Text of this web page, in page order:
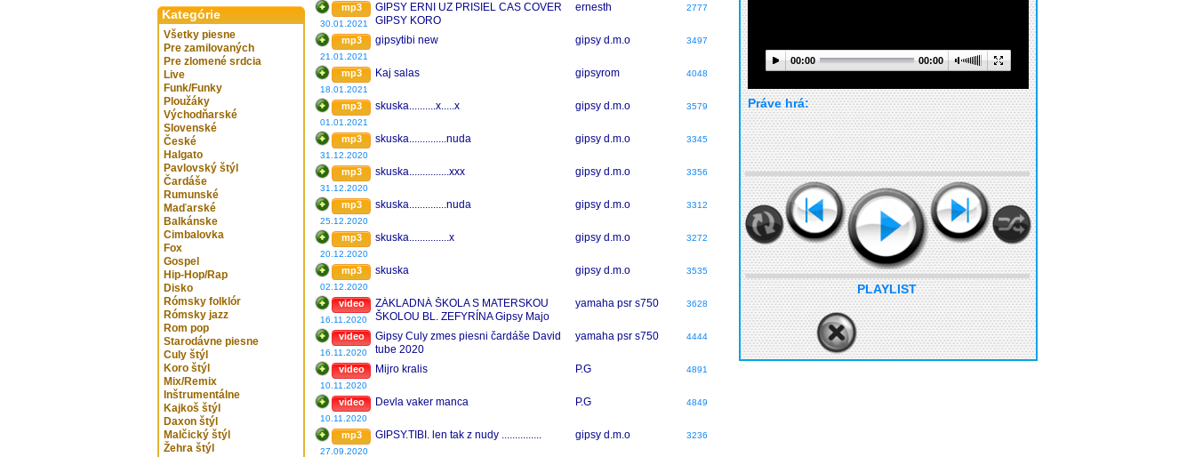
Kategórie
Všetky piesne
Pre zamilovaných
Pre zlomené srdcia
Live
Funk/Funky
Ploužáky
Východňarské
Slovenské
České
Halgato
Pavlovský štýl
Čardáše
Rumunské
Maďarské
Balkánske
Cimbalovka
Fox
Gospel
Hip-Hop/Rap
Disko
Rómsky folklór
Rómsky jazz
Rom pop
Starodávne piesne
Culy štýl
Koro štýl
Mix/Remix
Inštrumentálne
Kajkoš štýl
Daxon štýl
Malčický štýl
Žehra štýl
mp3
30.01.2021
GIPSY ERNI UZ PRISIEL CAS COVER
GIPSY KORO
ernesth 2777
mp3
21.01.2021
gipsytibi new gipsy d.m.o 3497
mp3
18.01.2021
Kaj salas gipsyrom 4048
mp3
01.01.2021
skuska..........x.....x gipsy d.m.o 3579
mp3
31.12.2020
skuska..............nuda gipsy d.m.o 3345
mp3
31.12.2020
skuska...............xxx gipsy d.m.o 3356
mp3
25.12.2020
skuska..............nuda gipsy d.m.o 3312
mp3
20.12.2020
skuska...............x gipsy d.m.o 3272
mp3
02.12.2020
skuska gipsy d.m.o 3535
video
16.11.2020
ZÁKLADNÁ ŠKOLA S MATERSKOU
ŠKOLOU BL. ZEFYRÍNA Gipsy Majo
Bardejov paltute me dzav oficial klip
2020
yamaha psr s750 3628
video
16.11.2020
Gipsy Culy zmes piesni čardáše David
tube 2020
yamaha psr s750 4444
video
10.11.2020
Mijro kralis P.G 4891
video
10.11.2020
Devla vaker manca P.G 4849
mp3
27.09.2020
GIPSY.TIBI. len tak z nudy ............... gipsy d.m.o 3236
00:00 00:00
Práve hrá:
PLAYLIST